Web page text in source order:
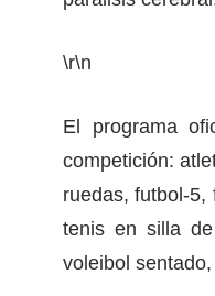
\r\n
El programa
competición:
ruedas,
tenis en silla
voleibol